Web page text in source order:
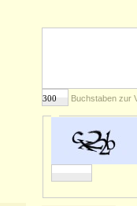
Buchstaben zur